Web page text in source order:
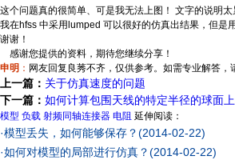
这个问题真的很简单、可是我无法上图！ 文字的说明太
我在hfss 中采用lumped 可以很好的仿真出结果，但是
谢谢！
感谢您提供的资料，期待您继续分享！
申明 ： 网友回复良莠不齐，仅供参考。如需专业解答，
上一篇： 关于仿真速度的问题
下一篇： 如何计算包围天线的特定半径的球面
模型 负载 射频同轴连接器 电阻 延伸阅读：
·模型丢失，如何能够保存？(2014-02-22)
·如何对模型的局部进行仿真？(2014-02-22)